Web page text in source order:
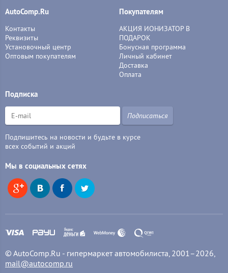
AutoComp.Ru
Контакты
Реквизиты
Установочный центр
Оптовым покупателям
Покупателям
АКЦИЯ ИОНИЗАТОР В
ПОДАРОК
Бонусная программа
Личный кабинет
Доставка
Оплата
Подписка
Подписаться
Подпишитесь на новости и будьте в курсе
всех событий и акций
Мы в социальных сетях
© AutoComp.Ru - гипермаркет автомобилиста, 2001–2026,
mail@autocomp.ru